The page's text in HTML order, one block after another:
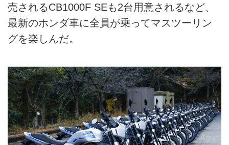
売されるCB1000F SEも2台用意されるなど、
最新のホンダ車に全員が乗ってマスツーリン
グを楽しんだ。